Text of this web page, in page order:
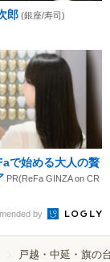
郎 (銀座/寿司)
で始める大人の贅
PR(ReFa GINZA on CR
by
戸越・中延・旗の